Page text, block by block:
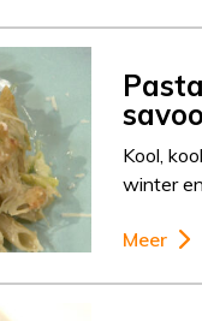
Kool,
winter
Meer